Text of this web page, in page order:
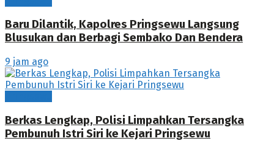
Baru Dilantik, Kapolres Pringsewu Langsung
Blusukan dan Berbagi Sembako Dan Bendera
9 jam ago
Berkas Lengkap, Polisi Limpahkan Tersangka
Pembunuh Istri Siri ke Kejari Pringsewu